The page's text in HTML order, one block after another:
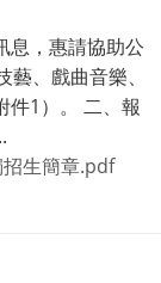
息，惠請協助公
、戲曲音樂、
件1）。 二、報
生簡章.pdf